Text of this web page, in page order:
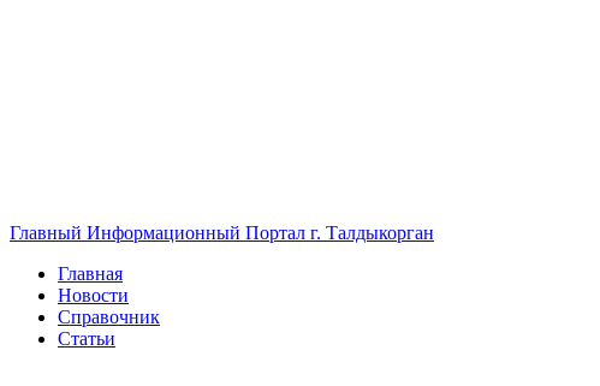
Главный Информационный Портал г. Талдыкорган
Главная
Новости
Справочник
Статьи